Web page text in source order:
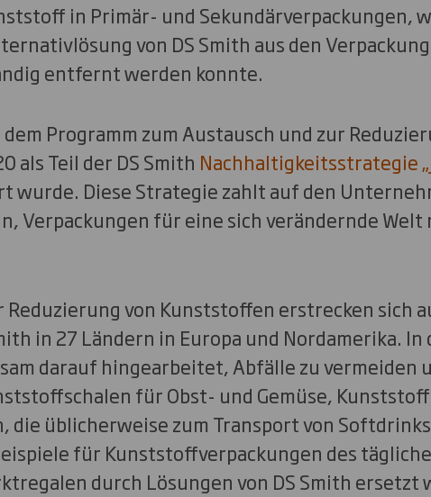
in Primär- und Sekundärverpackungen,
von DS Smith aus den
entfernt werden konnte.
Programm zum Austausch und zur
als Teil der DS Smith Nachhaltigkeitsstrategie
wurde. Diese Strategie zahlt auf den
Verpackungen für eine sich verändernde Welt
Reduzierung von Kunststoffen erstrecken sich
in 27 Ländern in Europa und Nordamerika. In
darauf hingearbeitet, Abfälle zu vermeiden
für Obst- und Gemüse,
die üblicherweise zum Transport von
für Kunststoffverpackungen des
durch Lösungen von DS Smith ersetzt